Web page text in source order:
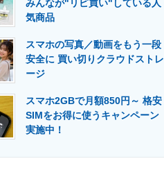
建設×テクノロジーの最前線
みんなが"リピ買い"している人
気商品
スマホの写真／動画をもう一段
安全に 買い切りクラウドストレ
ージ
スマホ2GBで月額850円～ 格安
SIMをお得に使うキャンペーン
実施中！